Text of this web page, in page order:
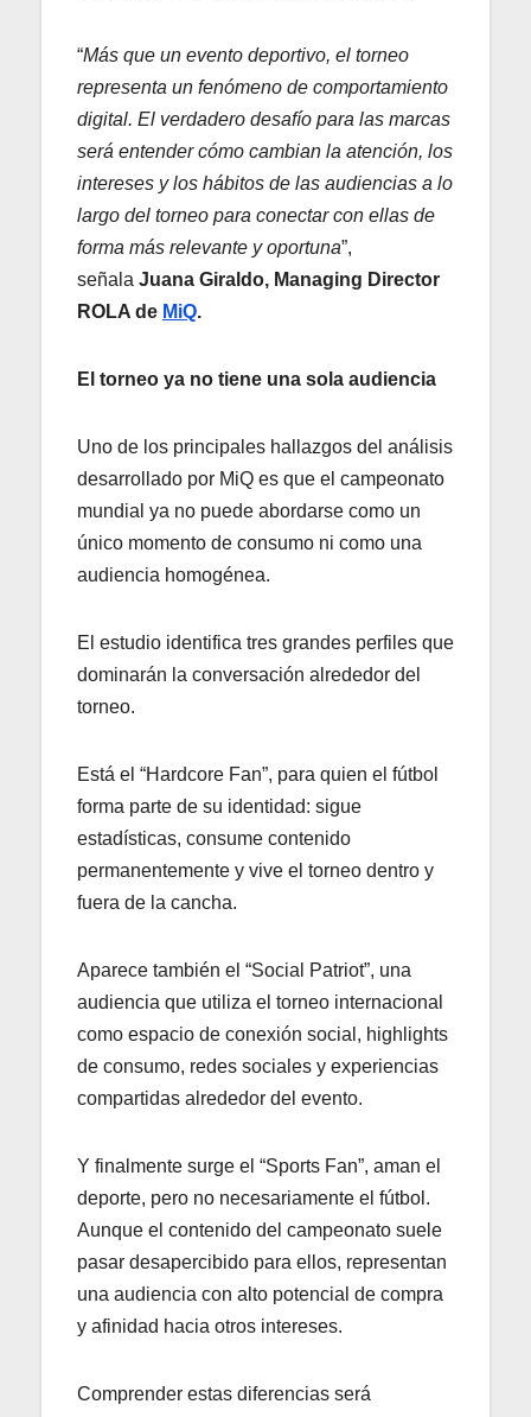
“Más que un evento deportivo, el torneo
representa un fenómeno de comportamiento
digital. El verdadero desafío para las marcas
será entender cómo cambian la atención, los
intereses y los hábitos de las audiencias a lo
largo del torneo para conectar con ellas de
forma más relevante y oportuna”,
señala Juana Giraldo, Managing Director
ROLA de MiQ.
El torneo ya no tiene una sola audiencia
Uno de los principales hallazgos del análisis
desarrollado por MiQ es que el campeonato
mundial ya no puede abordarse como un
único momento de consumo ni como una
audiencia homogénea.
El estudio identifica tres grandes perfiles que
dominarán la conversación alrededor del
torneo.
Está el “Hardcore Fan”, para quien el fútbol
forma parte de su identidad: sigue
estadísticas, consume contenido
permanentemente y vive el torneo dentro y
fuera de la cancha.
Aparece también el “Social Patriot”, una
audiencia que utiliza el torneo internacional
como espacio de conexión social, highlights
de consumo, redes sociales y experiencias
compartidas alrededor del evento.
Y finalmente surge el “Sports Fan”, aman el
deporte, pero no necesariamente el fútbol.
Aunque el contenido del campeonato suele
pasar desapercibido para ellos, representan
una audiencia con alto potencial de compra
y afinidad hacia otros intereses.
Comprender estas diferencias será